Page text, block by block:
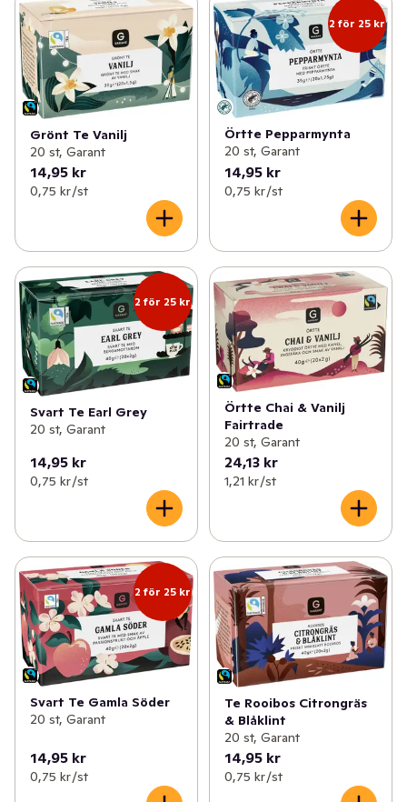
Grönt Te Vanilj
20 st, Garant
14,95 kr
0,75 kr /st
2 för 25 kr
Örtte Pepparmynta
20 st, Garant
14,95 kr
0,75 kr /st
2 för 25 kr
Svart Te Earl Grey
20 st, Garant
14,95 kr
0,75 kr /st
Örtte Chai & Vanilj
Fairtrade
20 st, Garant
24,13 kr
1,21 kr /st
2 för 25 kr
Svart Te Gamla Söder
20 st, Garant
14,95 kr
0,75 kr /st
Te Rooibos Citrongräs
& Blåklint
20 st, Garant
14,95 kr
0,75 kr /st